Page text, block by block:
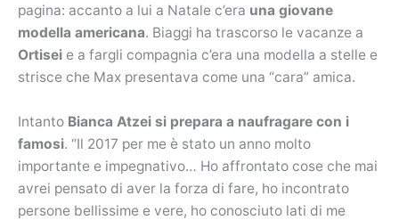
pagina: accanto a lui a Natale c’era una giovane
modella americana. Biaggi ha trascorso le vacanze a
Ortisei e a fargli compagnia c’era una modella a stelle e
strisce che Max presentava come una “cara” amica.
Intanto Bianca Atzei si prepara a naufragare con i
famosi. “Il 2017 per me è stato un anno molto
importante e impegnativo… Ho affrontato cose che mai
avrei pensato di aver la forza di fare, ho incontrato
persone bellissime e vere, ho conosciuto lati di me